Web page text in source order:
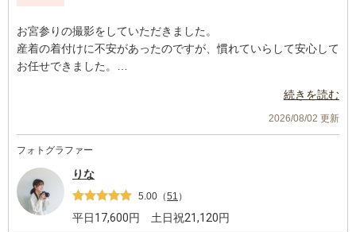
お宮参りの撮影をしていただきました。
産着の着付けに不安があったのですが、慣れていらして安心して
お任せできました。
様々なバリエーションで自然体な笑顔を撮っていただいて、クオ
リティにも満足です。
また節目のイベントでお願いしたいなと思います。
続きを読む
2026/08/02 更新
フォトグラファー
りな
5.00 （51 ）
平日17,600円 土日祝21,120円